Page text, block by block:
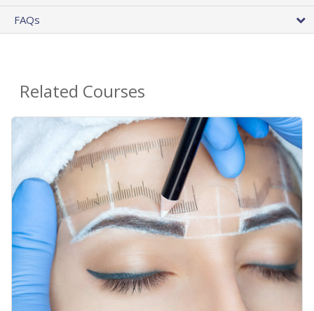
FAQs
Related Courses